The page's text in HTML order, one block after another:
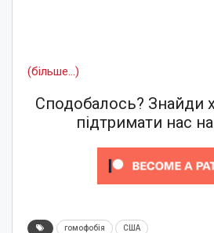
(більше…)
Сподобалось? Знайди
підтримати нас
гомофобія США